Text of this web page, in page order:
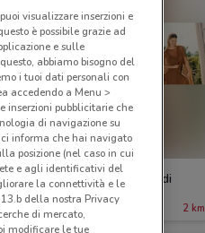
1.9 km
Marina Rinaldi
Scade il 18/08 2 km
visualizzare inserzioni e
è possibile grazie ad
e sulle
abbiamo bisogno del
i tuoi dati personali con
accedendo a Menu >
inserzioni pubblicitarie che
di navigazione su
informa che hai navigato
posizione (nel caso in cui
e agli identificativi del
la connettività e le
della nostra Privacy
di mercato,
modificare le tue